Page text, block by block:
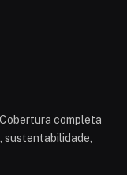
completa
sustentabilidade,